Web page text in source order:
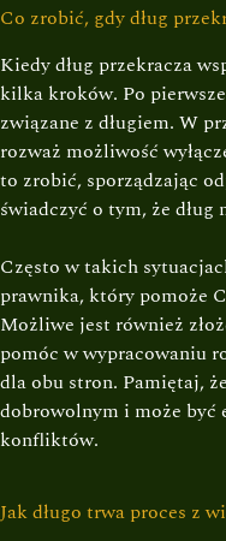
Co zrobić, gdy dług
Kiedy dług przekracza
kilka kroków. Po
związane z długiem. W
rozważ możliwość
to zrobić, sporządzając
świadczyć o tym, że
Często w takich
prawnika, który pomoże
Możliwe jest również
pomóc w wypracowaniu
dla obu stron. Pamiętaj,
dobrowolnym i może być
konfliktów.
Jak długo trwa proces z